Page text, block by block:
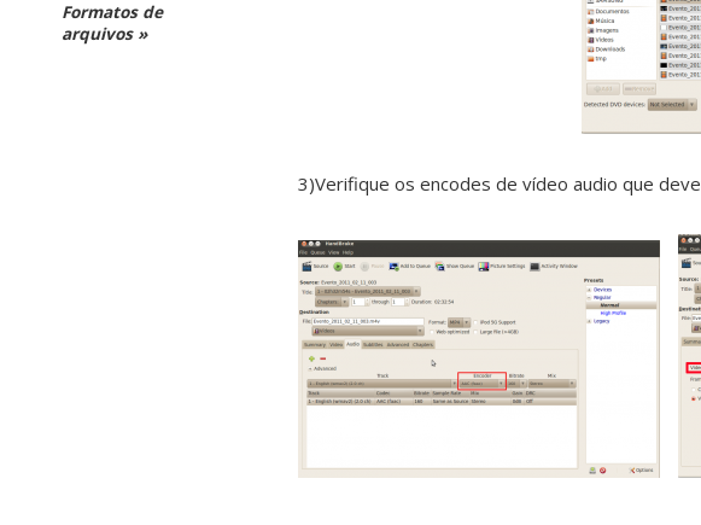
Formatos de
arquivos »
3)Verifique os encodes de vídeo audio que